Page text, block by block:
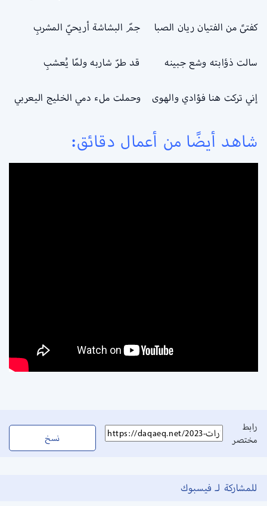
كفتىً من الفتيان ريان الصبا جمّ البشاشة أريحيّ المشربِ
سالت ذؤابته وشع جبينه قد طرّ شاربه ولمّا يُعشبِ
إني تركت هنا فؤادي والهوى وحملت ملء دمي الخليج اليعربي
شاهد أيضًا من أعمال دقائق:
رابط
مختصر
نسخ
للمشاركة لـ فيسبوك